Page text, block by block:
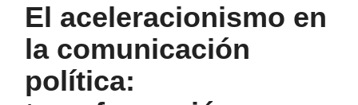
El aceleracionismo en
la comunicación
política: